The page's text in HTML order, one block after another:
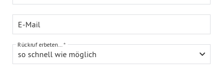
E-Mail
so schnell wie möglich
Rückruf erbeten...